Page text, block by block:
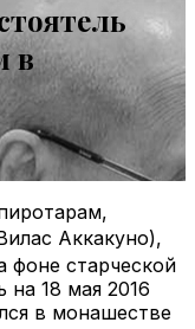
в
Аккакуно),
фоне старческой
на 18 мая 2016
в монашестве